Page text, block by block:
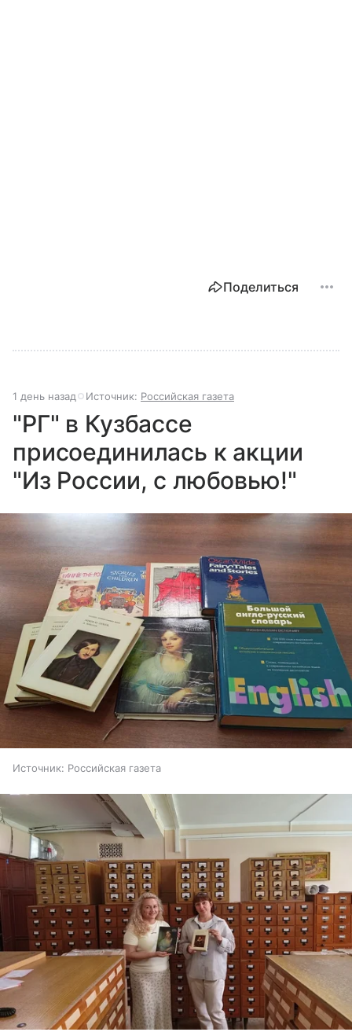
Поделиться
1 день назад Источник: Российская газета
"РГ" в Кузбассе
присоединилась к акции
"Из России, с любовью!"
Источник: Российская газета